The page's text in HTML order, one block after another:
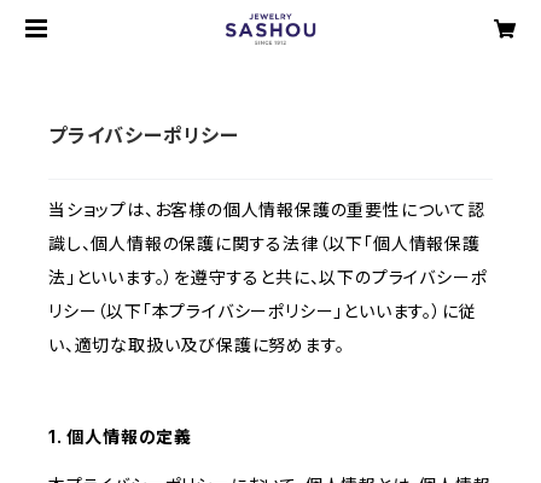
プライバシーポリシー
当ショップは、お客様の個人情報保護の重要性について認
識し、個人情報の保護に関する法律（以下「個人情報保護
法」といいます。）を遵守すると共に、以下のプライバシーポ
リシー（以下「本プライバシーポリシー」といいます。）に従
い、適切な取扱い及び保護に努めます。
1. 個人情報の定義